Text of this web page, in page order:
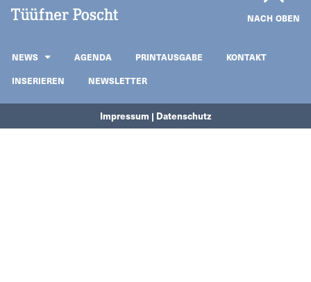
NACH OBEN
NEWS AGENDA PRINTAUSGABE
KONTAKT
INSERIEREN
NEWSLETTER
Impressum | Datenschutz